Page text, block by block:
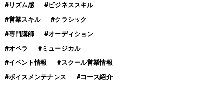
#リズム感
#ビジネススキル
#営業スキル
#クラシック
#専門講師
#オーディション
#オペラ
#ミュージカル
#イベント情報
#スクール営業情報
#ボイスメンテナンス
#コース紹介